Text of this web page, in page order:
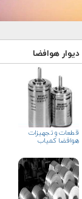
دیوار هوافضا
قطعات و تجهیزات
هوافضا کمیاب